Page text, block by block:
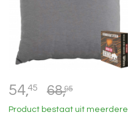
54,45 68,95
Product bestaat uit meerdere